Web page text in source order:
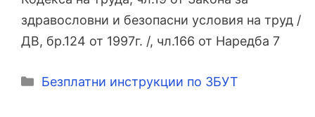
здравословни и безопасни условия на труд /
ДВ, бр.124 от 1997г. /, чл.166 от Наредба 7
Категории
Безплатни инструкции по ЗБУТ